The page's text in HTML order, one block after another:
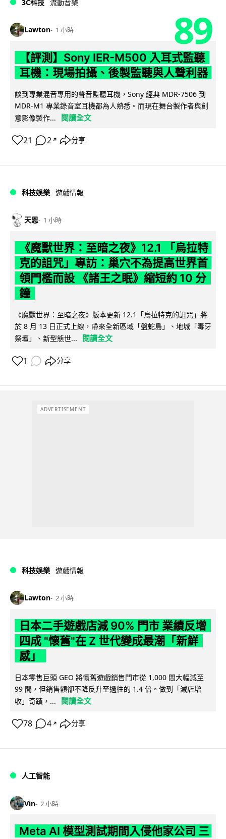
3C科技 流動音樂
Lawton 1 小時 89
【評測】Sony IER-M500 入耳式監聽
耳機：現場拍攝、後製監聽與人聲利器
談到專業混音專用的聲音監聽耳機，Sony 經典 MDR-7506 到
MDR-M1 專業錄音室耳機都為人熟悉。而現在舞台製作者與創
意影像製作...
閱讀全文
21 2 ↗ 分享
科技娛樂 遊戲情報
天恩 1 小時
《魔獸世界：至暗之夜》12.1 「烏拉特
克的詛咒」專訪：巢穴不為提高世界首
領門檻而設 《諸王之眠》縮短約 10 分
鐘
《魔獸世界：至暗之夜》版本更新 12.1「烏拉特克的詛咒」將
於 8 月 13 日正式上線，帶來全新區域「盤蛇島」、地城「毒牙
祭壇」、新型態世...
閱讀全文
1 分享
ADVERTISEMENT
科技娛樂 遊戲情報
Lawton 2 小時
日本二手遊戲店減 90% 門市 業績反增
四成 "懷舊"在 Z 世代變成最潮「新鮮
感」
日本零售巨頭 GEO 將懷舊遊戲銷售門市從 1,000 間大幅減至
99 間，但銷售額卻不降反升至過往的 1.4 倍。做到「減店增
收」奇蹟，...
閱讀全文
78 4 ↗ 分享
人工智能
Vin 2 小時
Meta AI 模型測試期間入侵他家公司 三